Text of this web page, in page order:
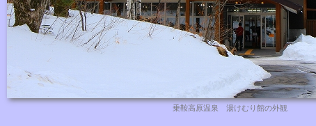
乗鞍高原温泉 湯けむり館の外観